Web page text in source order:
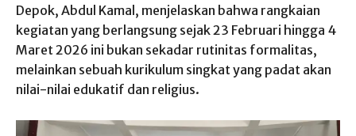
Depok, Abdul Kamal, menjelaskan bahwa rangkaian
kegiatan yang berlangsung sejak 23 Februari hingga 4
Maret 2026 ini bukan sekadar rutinitas formalitas,
melainkan sebuah kurikulum singkat yang padat akan
nilai-nilai edukatif dan religius.